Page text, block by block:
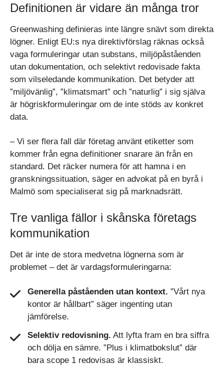
Definitionen är vidare än många tror
Greenwashing definieras inte längre snävt som direkta
lögner. Enligt EU:s nya direktivförslag räknas också
vaga formuleringar utan substans, miljöpåståenden
utan dokumentation, och selektivt redovisade fakta
som vilseledande kommunikation. Det betyder att
”miljövänlig”, ”klimatsmart” och ”naturlig” i sig själva
är högriskformuleringar om de inte stöds av konkret
data.
– Vi ser flera fall där företag använt etiketter som
kommer från egna definitioner snarare än från en
standard. Det räcker numera för att hamna i en
granskningssituation, säger en advokat på en byrå i
Malmö som specialiserat sig på marknadsrätt.
Tre vanliga fällor i skånska företags
kommunikation
Det är inte de stora medvetna lögnerna som är
problemet – det är vardagsformuleringarna:
Generella påståenden utan kontext. ”Vårt nya
kontor är hållbart” säger ingenting utan
jämförelse.
Selektiv redovisning. Att lyfta fram en bra siffra
och dölja en sämre. ”Plus i klimatbokslut” där
bara scope 1 redovisas är klassiskt.